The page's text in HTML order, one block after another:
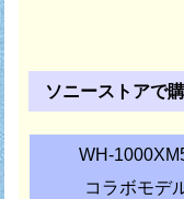
ソニーストアで
WH-
コラボモデ